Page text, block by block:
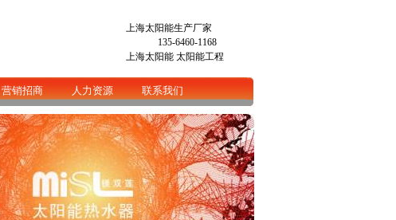
上海太阳能生产厂家
135-6460-1168
上海太阳能 太阳能工程
营销招商 人力资源 联系我们